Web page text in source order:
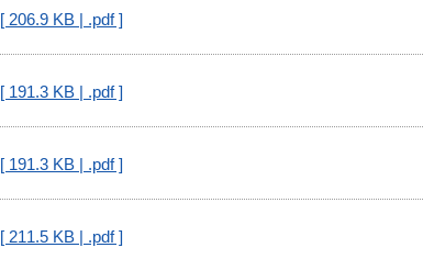
[ 206.9 KB | .pdf ]
[ 191.3 KB | .pdf ]
[ 191.3 KB | .pdf ]
[ 211.5 KB | .pdf ]